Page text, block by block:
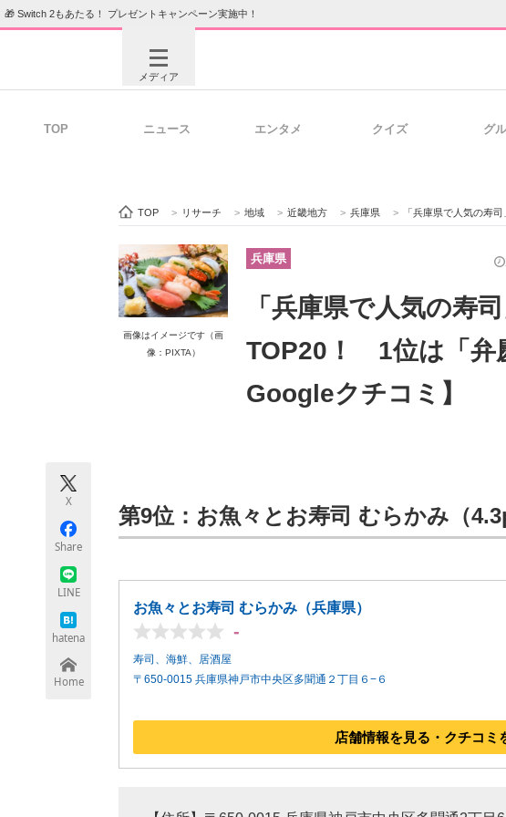
🎁 Switch 2もあたる！ プレゼントキャンペーン実施中！
メディア
ビジネスと働き方のヒント
ITエンジニア向け専門サイト 企業向けIT製品の総合サイト
ちょっと気になるネットの話題
TOP ニュース エンタメ クイズ グ
TOP > リサーチ > 地域 > 近畿地方 > 兵庫県 > 「兵庫県で人気の寿司」
画像はイメージです（画
像：PIXTA）
兵庫県
「兵庫県で人気の寿
TOP20！ 1位は「弁
Googleクチコミ】
X
Share
LINE
hatena
Home
第9位：お魚々とお寿司 むらかみ（
お魚々とお寿司 むらかみ（兵庫県）
-
寿司、海鮮、居酒屋
〒650-0015 兵庫県神戸市中央区多聞通２丁目６−６
店舗情報を見る・クチコミ